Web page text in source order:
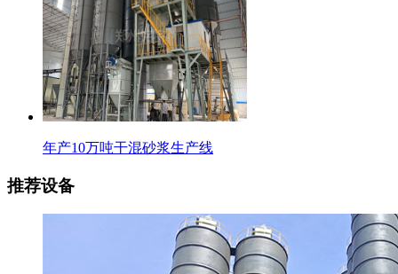
年产10万吨干混砂浆生产线
推荐设备